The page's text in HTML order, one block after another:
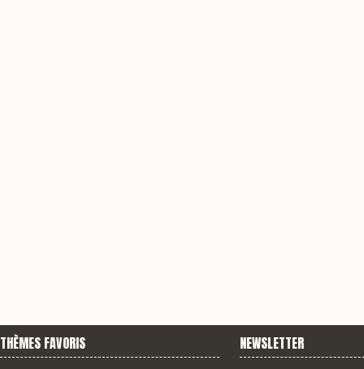
THÈMES FAVORIS NEWSLETTER